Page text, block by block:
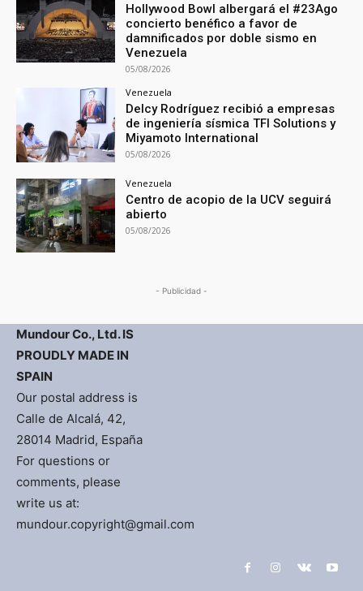
Hollywood Bowl albergará el #23Ago
concierto benéfico a favor de
damnificados por doble sismo en
Venezuela
05/08/2026
Venezuela
Delcy Rodríguez recibió a empresas
de ingeniería sísmica TFI Solutions y
Miyamoto International
05/08/2026
Venezuela
Centro de acopio de la UCV seguirá
abierto
05/08/2026
- Publicidad -
Mundour Co., Ltd. IS
PROUDLY MADE IN
SPAIN
Our postal address is
Calle de Alcalá, 42,
28014 Madrid, España
For questions or
comments, please
write us at:
mundour.copyright@gmail.com